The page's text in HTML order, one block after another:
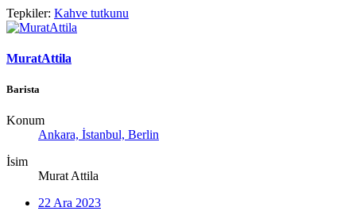
Tepkiler: Kahve tutkunu
MuratAttila
Barista
Konum
Ankara, İstanbul, Berlin
İsim
Murat Attila
22 Ara 2023